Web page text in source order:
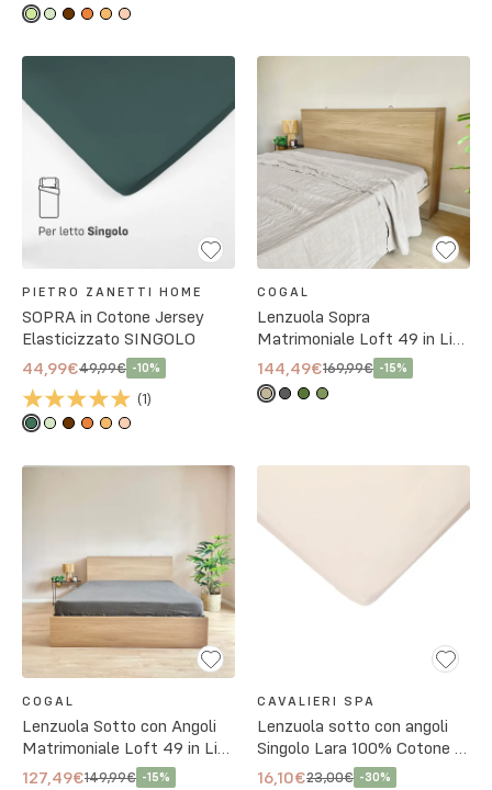
PIETRO ZANETTI HOME
SOPRA in Cotone Jersey
Elasticizzato SINGOLO
44,99€49,99€ -10%
(1)
COGAL
Lenzuola Sopra
Matrimoniale Loft 49 in Lino
No Stiro - 4 Colori
144,49€169,99€ -15%
COGAL
Lenzuola Sotto con Angoli
Matrimoniale Loft 49 in Lino
No Stiro - 4 Colori
127,49€149,99€ -15%
CAVALIERI SPA
Lenzuola sotto con angoli
Singolo Lara 100% Cotone -
18 Colori
16,10€23,00€ -30%